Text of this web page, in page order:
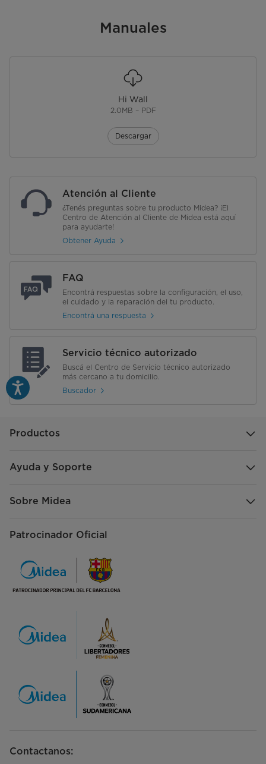
Manuales
Hi Wall
2.0MB – PDF
Descargar
Atención al Cliente
¿Tenés preguntas sobre tu producto Midea? ¡El
Centro de Atención al Cliente de Midea está aquí
para ayudarte!
Obtener Ayuda
FAQ
Encontrá respuestas sobre la configuración, el uso,
el cuidado y la reparación del tu producto.
Encontrá una respuesta
Servicio técnico autorizado
Buscá el Centro de Servicio técnico autorizado
más cercano a tu domicilio.
Buscador
Productos
Ayuda y Soporte
Sobre Midea
Patrocinador Oficial
Contactanos: